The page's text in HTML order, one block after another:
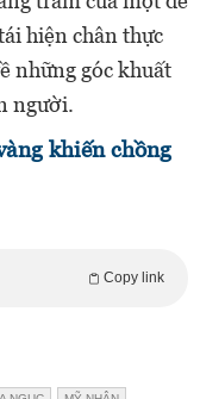
hiện chân thực
những góc khuất
người.
khiến chồng
Copy link